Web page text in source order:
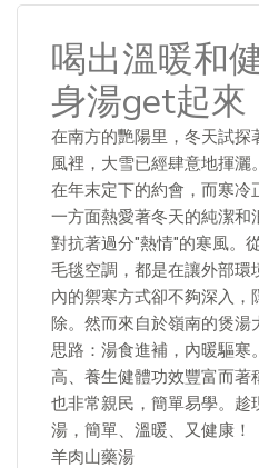
喝出溫暖和
身湯get起來
在南方的艷陽里，冬天試探
風裡，大雪已經肆意地揮灑
在年末定下的約會，而寒冷
一方面熱愛著冬天的純潔和
對抗著過分"熱情"的寒風。
毛毯空調，都是在讓外部環
內的禦寒方式卻不夠深入
除。然而來自於嶺南的煲湯
思路：湯食進補，內暖驅寒
高、養生健體功效豐富而著
也非常親民，簡單易學。趁
湯，簡單、溫暖、又健康！
羊肉山藥湯